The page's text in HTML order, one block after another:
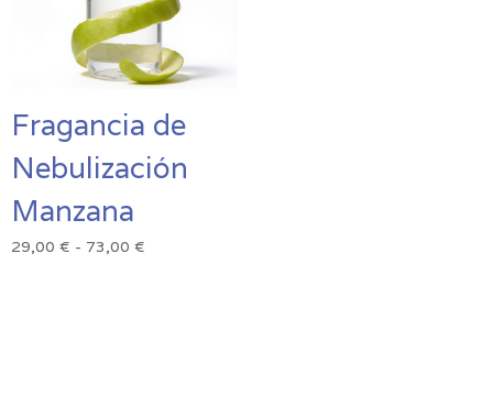
Fragancia de
Nebulización
Manzana
29,00 € - 73,00 €